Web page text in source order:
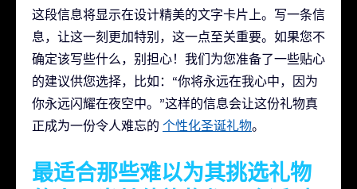
这段信息将显示在设计精美的文字卡片上。写一条信
息，让这一刻更加特别，这一点至关重要。如果您不
确定该写些什么，别担心！我们为您准备了一些贴心
的建议供您选择，比如：“你将永远在我心中，因为
你永远闪耀在夜空中。”这样的信息会让这份礼物真
正成为一份令人难忘的 个性化圣诞礼物。
最适合那些难以为其挑选礼物